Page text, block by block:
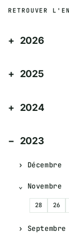
RETROUVER
2026
2025
2024
2023
Décembre
Novembre
28 26
Septembre